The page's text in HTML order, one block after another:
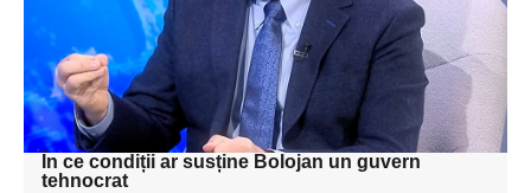
subtitluAdaugă aici
textul pentru
subtitluAdaugă aici
textul pentru subti
În ce condiții ar susține Bolojan un guvern
tehnocrat